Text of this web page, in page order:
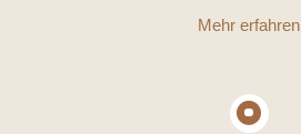
Mehr erfahren